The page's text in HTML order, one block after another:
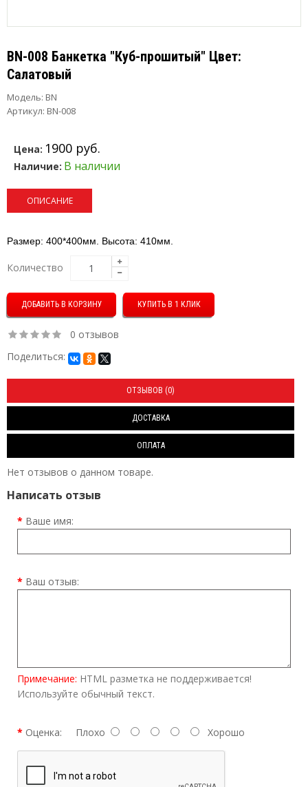
BN-008 Банкетка "Куб-прошитый" Цвет:
Салатовый
Модель: BN
Артикул: BN-008
Цена: 1900 руб.
Наличие: В наличии
ОПИСАНИЕ
Размер: 400*400мм. Высота: 410мм.
Количество
КУПИТЬ В 1 КЛИК
0 отзывов
Поделиться:
ОТЗЫВОВ (0)
ДОСТАВКА
ОПЛАТА
Нет отзывов о данном товаре.
Написать отзыв
Ваше имя:
Ваш отзыв:
Примечание: HTML разметка не поддерживается!
Используйте обычный текст.
Оценка: Плохо Хорошо